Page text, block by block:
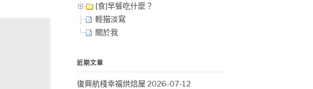
[食]早餐吃什麼？
輕描淡寫
關於我
近期文章
復興航棧幸福烘焙屋 2026-07-12